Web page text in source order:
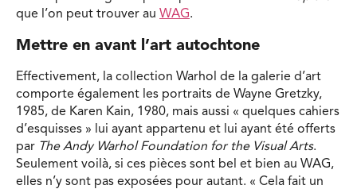
que l’on peut trouver au WAG.
Mettre en avant l’art autochtone
Effectivement, la collection Warhol de la galerie d’art
comporte également les portraits de Wayne Gretzky,
1985, de Karen Kain, 1980, mais aussi « quelques cahiers
d’esquisses » lui ayant appartenu et lui ayant été offerts
par The Andy Warhol Foundation for the Visual Arts.
Seulement voilà, si ces pièces sont bel et bien au WAG,
elles n’y sont pas exposées pour autant. « Cela fait un